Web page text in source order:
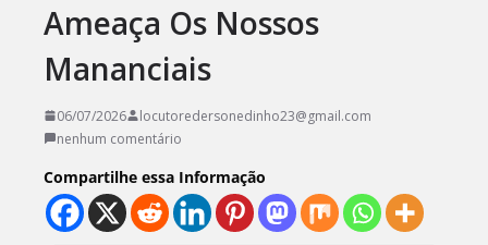
Ameaça Os Nossos
Mananciais
06/07/2026
locutoredersonedinho23@gmail.com
nenhum comentário
Compartilhe essa Informação